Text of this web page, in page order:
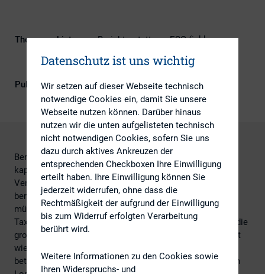
Themengebiete
Berichterstattung, ESG (inkl.
Kompetenz
Publikationsform
DIRK-Publikationen
Bereits ab dem 1. Januar 2022 müssen
kapitalmarktorientierte Unternehmen sowie Banken und
Versicherungen mit mehr als 500 Mitarbeitenden, die
bereits nach der NFRD (Richtlinie 2014/95/EU) berichten
müssen, ebenfalls gemäß der neuen EU-
Taxonomieverordnung berichten. Ab 2023 gilt dieses für die
großen Unternehmen und wird somit in Deutschland nicht
wie bisher ca. 600, sondern ca. 15.000 Unternehmen
betreffen. Prof. Dr. Alexander Bassen und Prof. Dr. Kerstin
Datenschutz ist uns wichtig
Wir setzen auf dieser Webseite technisch
notwendige Cookies ein, damit Sie unsere
Webseite nutzen können. Darüber hinaus
nutzen wir die unten aufgelisteten technisch
nicht notwendigen Cookies, sofern Sie uns
dazu durch aktives Ankreuzen der
entsprechenden Checkboxen Ihre Einwilligung
erteilt haben. Ihre Einwilligung können Sie
jederzeit widerrufen, ohne dass die
Rechtmäßigkeit der aufgrund der Einwilligung
bis zum Widerruf erfolgten Verarbeitung
berührt wird.
Weitere Informationen zu den Cookies sowie
Ihren Widerspruchs- und